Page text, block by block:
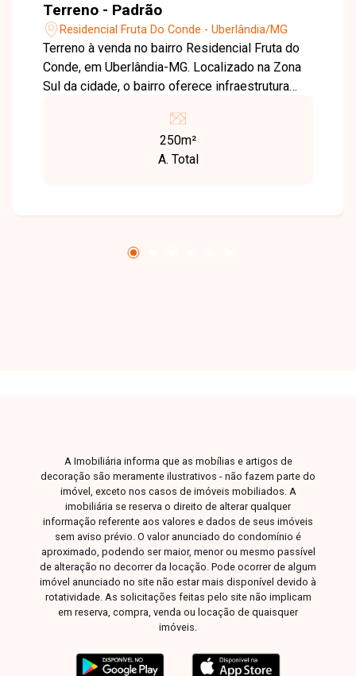
Terreno - Padrão
Residencial Fruta Do Conde - Uberlândia/MG
Terreno à venda no bairro Residencial Fruta do
Conde, em Uberlândia-MG. Localizado na Zona
Sul da cidade, o bairro oferece infraestrutura
pública, rede de água e esgoto, além de coleta
de lixo regular. A região conta ainda com
escolas, comércios locais, áreas de lazer e fácil
investidores e construtores que buscam um
250m²
A. Total
A Imobiliária informa que as mobílias e artigos de
decoração são meramente ilustrativos - não fazem parte do
imóvel, exceto nos casos de imóveis mobiliados. A
imobiliária se reserva o direito de alterar qualquer
informação referente aos valores e dados de seus imóveis
sem aviso prévio. O valor anunciado do condomínio é
aproximado, podendo ser maior, menor ou mesmo passível
de alteração no decorrer da locação. Pode ocorrer de algum
imóvel anunciado no site não estar mais disponível devido à
rotatividade. As solicitações feitas pelo site não implicam
em reserva, compra, venda ou locação de quaisquer
imóveis.